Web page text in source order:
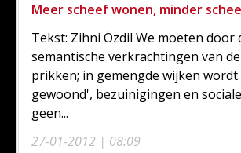
Meer scheef wonen, minder
27-01-2012 | 08:09
Tekst: Zihni Özdil We moeten door
semantische verkrachtingen van
prikken; in gemengde wijken
gewoond', bezuinigingen en
geen...